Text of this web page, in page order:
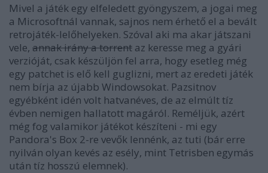
Mivel a játék egy elfeledett gyöngyszem, a jogai meg
a Microsoftnál vannak, sajnos nem érhető el a bevált
retrojáték-lelőhelyeken. Szóval aki ma akar játszani
vele, annak irány a torrent az keresse meg a gyári
verzióját, csak készüljön fel arra, hogy esetleg még
egy patchet is elő kell guglizni, mert az eredeti játék
nem bírja az újabb Windowsokat. Pazsitnov
egyébként idén volt hatvanéves, de az elmúlt tíz
évben nemigen hallatott magáról. Reméljük, azért
még fog valamikor játékot készíteni - mi egy
Pandora's Box 2-re vevők lennénk, az tuti (bár erre
nyilván olyan kevés az esély, mint Tetrisben egymás
után tíz hosszú elemnek).